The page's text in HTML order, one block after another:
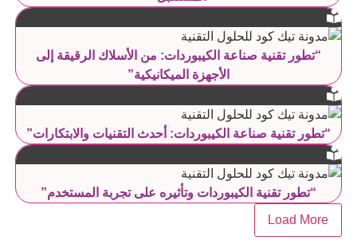
“تطور تقنية صناعة الكيبوردات: من الأسلاك الرقيقة إلى
الأجهزة الميكانيكية”
“تطور تقنية صناعة الكيبوردات: أحدث التقنيات والابتكارات”
“تطور تقنية الكيبوردات وتأثيره على تجربة المستخدم”
Load More